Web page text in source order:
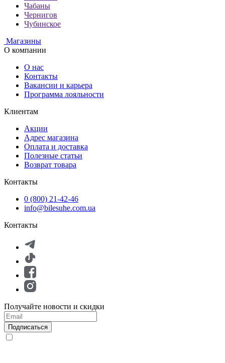
Чабаны
Чернигов
Чубинское
Магазины
О компании
О нас
Контакты
Вакансии и карьера
Программа лояльности
Клиентам
Акции
Адрес магазина
Оплата и доставка
Полезные статьи
Возврат товара
Контакты
0 (800) 21-42-46
info@bilesuhe.com.ua
Контакты
Получайте новости и скидки
Подписаться